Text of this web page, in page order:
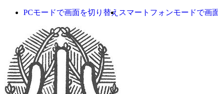
PCモードで画面を切り替え スマートフォンモードで画